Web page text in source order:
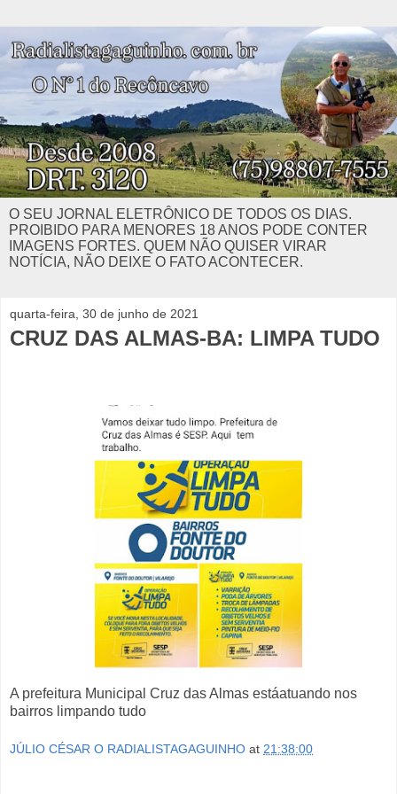
O SEU JORNAL ELETRÔNICO DE TODOS OS DIAS.
PROIBIDO PARA MENORES 18 ANOS PODE CONTER
IMAGENS FORTES. QUEM NÃO QUISER VIRAR
NOTÍCIA, NÃO DEIXE O FATO ACONTECER.
quarta-feira, 30 de junho de 2021
CRUZ DAS ALMAS-BA: LIMPA TUDO
A prefeitura Municipal Cruz das Almas estáatuando nos
bairros limpando tudo
JÚLIO CÉSAR O RADIALISTAGAGUINHO at 21:38:00